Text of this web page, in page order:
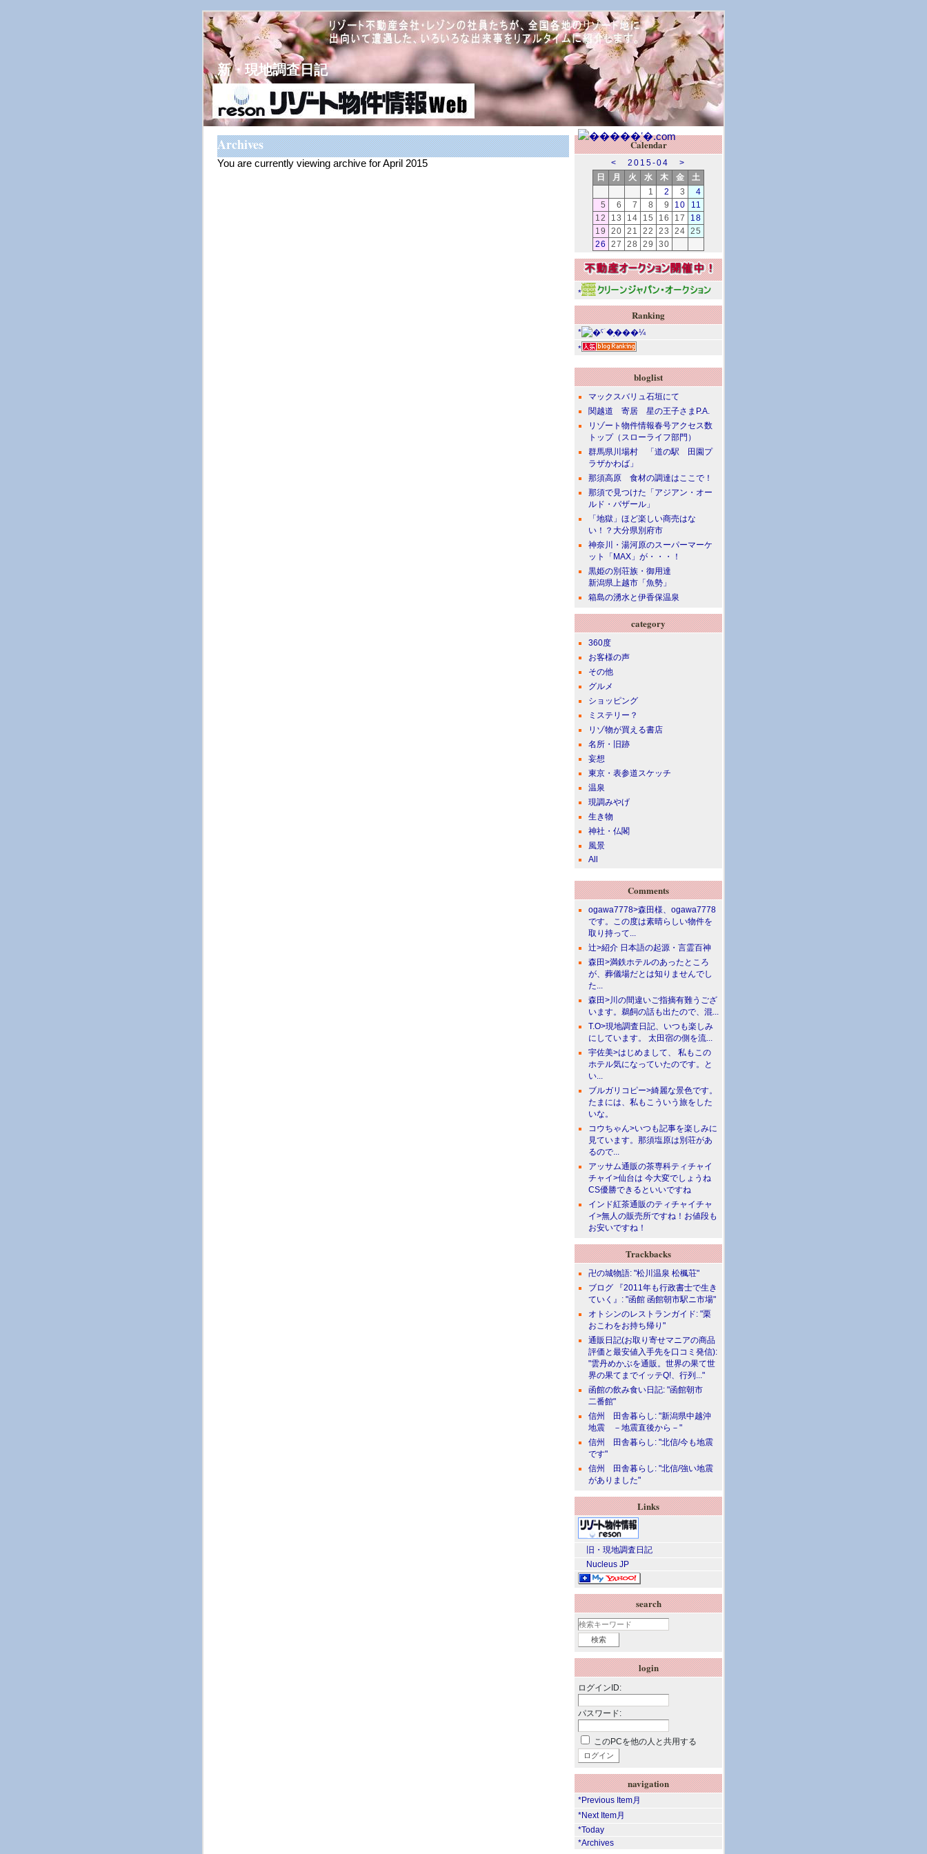
新・現地調査日記
Archives
You are currently viewing archive for April 2015
Calendar
< 2015-04
>
日
月 火 水 木 金
土
1
2 3
4
5
6 7 8 9 10
11
12
13 14 15 16 17
18
19
20 21 22 23 24 25
26
27 28 29 30
*
Ranking
*
*
bloglist
マックスバリュ石垣にて
関越道 寄居 星の王子さまP.A.
リゾート物件情報春号アクセス数
トップ（スローライフ部門）
群馬県川場村 「道の駅 田園プ
ラザかわば」
那須高原 食材の調達はここで！
那須で見つけた「アジアン・オー
ルド・バザール」
「地獄」ほど楽しい商売はな
い！？大分県別府市
神奈川・湯河原のスーパーマーケ
ット「MAX」が・・・！
黒姫の別荘族・御用達
新潟県上越市「魚勢」
箱島の湧水と伊香保温泉
category
360度
お客様の声
その他
グルメ
ショッピング
ミステリー？
リゾ物が買える書店
名所・旧跡
妄想
東京・表参道スケッチ
温泉
現調みやげ
生き物
神社・仏閣
風景
All
Comments
ogawa7778>森田様、ogawa7778
です。この度は素晴らしい物件を
取り持って...
辻>紹介 日本語の起源・言霊百神
森田>満鉄ホテルのあったところ
が、葬儀場だとは知りませんでし
た...
森田>川の間違いご指摘有難うござ
います。鵜飼の話も出たので、混...
T.O>現地調査日記、いつも楽しみ
にしています。 太田宿の側を流...
宇佐美>はじめまして、 私もこの
ホテル気になっていたのです。と
い...
ブルガリコピー>綺麗な景色です。
たまには、私もこういう旅をした
いな。
コウちゃん>いつも記事を楽しみに
見ています。那須塩原は別荘があ
るので...
アッサム通販の茶専科ティチャイ
チャイ>仙台は 今大変でしょうね
CS優勝できるといいですね
インド紅茶通販のティチャイチャ
イ>無人の販売所ですね！お値段も
お安いですね！
Trackbacks
卍の城物語: "松川温泉 松楓荘"
ブログ 『2011年も行政書士で生き
ていく』: "函館 函館朝市駅ニ市場"
オトシンのレストランガイド: "栗
おこわをお持ち帰り"
通販日記(お取り寄せマニアの商品
評価と最安値入手先を口コミ発信):
"雲丹めかぶを通販。世界の果て世
界の果てまでイッテQ!、行列..."
函館の飲み食い日記: "函館朝市
二番館"
信州 田舎暮らし: "新潟県中越沖
地震 －地震直後から－"
信州 田舎暮らし: "北信/今も地震
です"
信州 田舎暮らし: "北信/強い地震
がありました"
Links
旧・現地調査日記
Nucleus JP
search
login
ログインID:
パスワード:
このPCを他の人と共用する
navigation
*Previous Item月
*Next Item月
*Today
*Archives